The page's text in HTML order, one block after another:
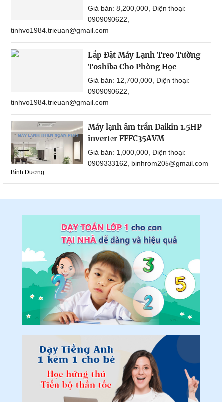
Giá bán: 8,200,000, Điện thoại:
0909090622,
tinhvo1984.trieuan@gmail.com
Lắp Đặt Máy Lạnh Treo Tường
Toshiba Cho Phòng Học
Giá bán: 12,700,000, Điện thoại:
0909090622,
tinhvo1984.trieuan@gmail.com
Máy lạnh âm trần Daikin 1.5HP
inverter FFFC35AVM
Giá bán: 1,000,000, Điện thoại:
0909333162, binhrom205@gmail.com
Bình Dương